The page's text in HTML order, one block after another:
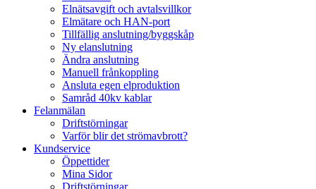
Elnätsavgift och avtalsvillkor
Elmätare och HAN-port
Tillfällig anslutning/byggskåp
Ny elanslutning
Ändra anslutning
Manuell frånkoppling
Ansluta egen elproduktion
Samråd 40kv kablar
Felanmälan
Driftstörningar
Varför blir det strömavbrott?
Kundservice
Öppettider
Mina Sidor